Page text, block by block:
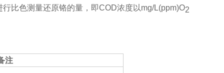
行比色测量还原铬的量，即COD浓度以mg/L(ppm)O2
注